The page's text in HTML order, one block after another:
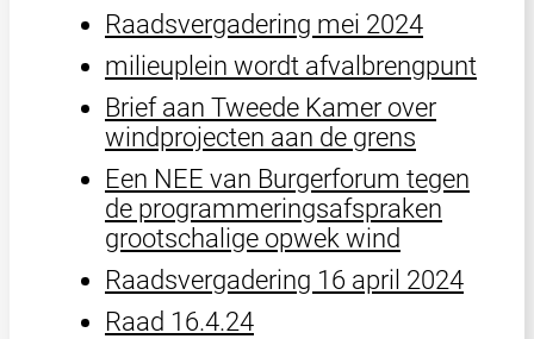
Raadsvergadering mei 2024
milieuplein wordt afvalbrengpunt
Brief aan Tweede Kamer over
windprojecten aan de grens
Een NEE van Burgerforum tegen
de programmeringsafspraken
grootschalige opwek wind
Raadsvergadering 16 april 2024
Raad 16.4.24